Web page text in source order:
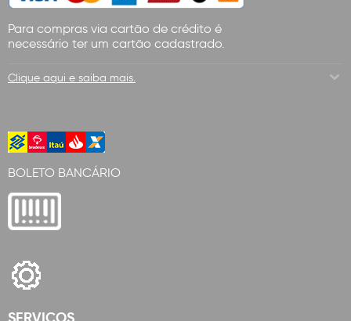
Para compras via cartão de crédito é
necessário ter um cartão cadastrado.
Clique aqui e saiba mais.
BOLETO BANCÁRIO
SERVICOS